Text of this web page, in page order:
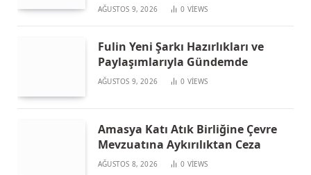
AĞUSTOS 9, 2026 0 VIEWS
Fulin Yeni Şarkı Hazırlıkları ve
Paylaşımlarıyla Gündemde
AĞUSTOS 9, 2026 0 VIEWS
Amasya Katı Atık Birliğine Çevre
Mevzuatına Aykırılıktan Ceza
AĞUSTOS 8, 2026 0 VIEWS